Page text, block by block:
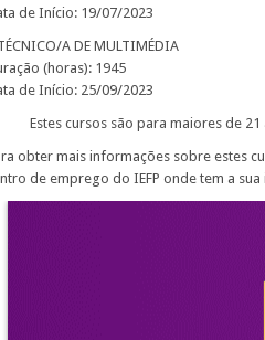
de Início: 19/07/2023
A DE MULTIMÉDIA
(horas): 1945
de Início: 25/09/2023
Estes cursos são para maiores de
obter mais informações sobre estes
de emprego do IEFP onde tem a sua